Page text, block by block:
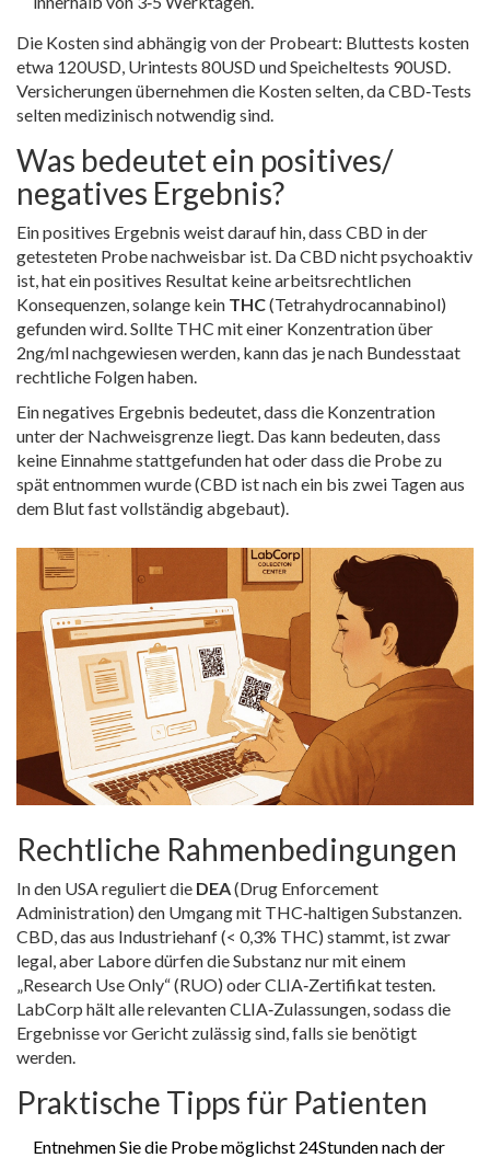
Die Kosten sind abhängig von der Probeart: Bluttests kosten
etwa 120USD, Urintests 80USD und Speicheltests 90USD.
Versicherungen übernehmen die Kosten selten, da CBD‑Tests
selten medizinisch notwendig sind.
Was bedeutet ein positives/
negatives Ergebnis?
Ein positives Ergebnis weist darauf hin, dass CBD in der
getesteten Probe nachweisbar ist. Da CBD nicht psychoaktiv
ist, hat ein positives Resultat keine arbeitsrechtlichen
Konsequenzen, solange kein THC(Tetrahydrocannabinol)
gefunden wird. Sollte THC mit einer Konzentration über
2ng/ml nachgewiesen werden, kann das je nach Bundesstaat
rechtliche Folgen haben.
Ein negatives Ergebnis bedeutet, dass die Konzentration
unter der Nachweisgrenze liegt. Das kann bedeuten, dass
keine Einnahme stattgefunden hat oder dass die Probe zu
spät entnommen wurde (CBD ist nach ein bis zwei Tagen aus
dem Blut fast vollständig abgebaut).
Rechtliche Rahmenbedingungen
In den USA reguliert die DEA(Drug Enforcement
Administration) den Umgang mit THC‑haltigen Substanzen.
CBD, das aus Industriehanf (< 0,3% THC) stammt, ist zwar
legal, aber Labore dürfen die Substanz nur mit einem
„Research Use Only“ (RUO) oder CLIA‑Zertifikat testen.
LabCorp hält alle relevanten CLIA‑Zulassungen, sodass die
Ergebnisse vor Gericht zulässig sind, falls sie benötigt
werden.
Praktische Tipps für Patienten
Entnehmen Sie die Probe möglichst 24Stunden nach der